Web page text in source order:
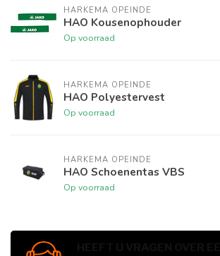
HARKEMA OPEINDE
HAO Kousenophouder
Op voorraad
HARKEMA OPEINDE
HAO Polyestervest
Op voorraad
HARKEMA OPEINDE
HAO Schoenentas VBS
Op voorraad